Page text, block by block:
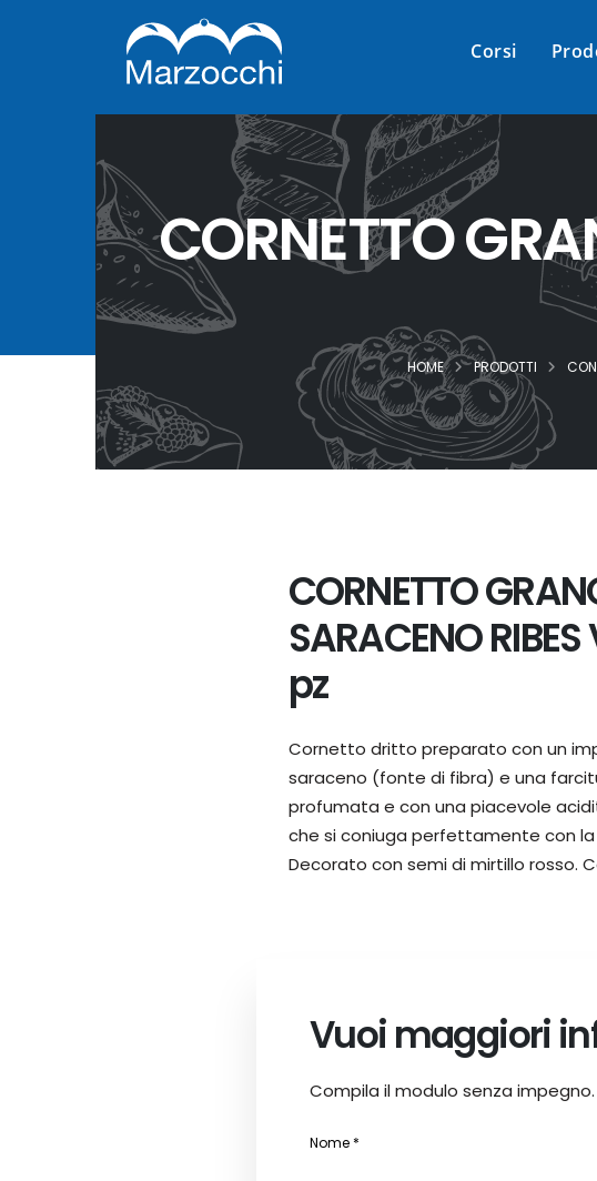
Corsi
CORNETTO
HOME PRODOTTI
CORNETTO
SARACENO
pz
Cornetto dritto preparato con un
saraceno (fonte di fibra) e una
profumata e con una piacevole
che si coniuga perfettamente con
Decorato con semi di mirtillo rosso.
Vuoi maggiori
Compila il modulo senza impegno.
Nome *